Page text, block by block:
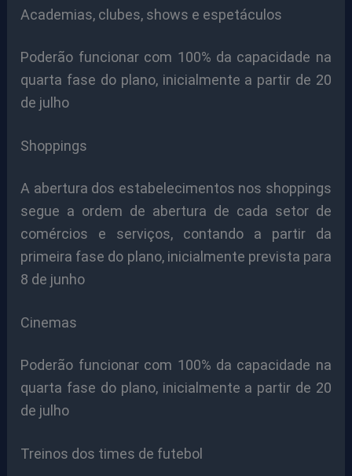
Academias, clubes, shows e espetáculos
Poderão funcionar com 100% da capacidade na
quarta fase do plano, inicialmente a partir de 20
de julho
Shoppings
A abertura dos estabelecimentos nos shoppings
segue a ordem de abertura de cada setor de
comércios e serviços, contando a partir da
primeira fase do plano, inicialmente prevista para
8 de junho
Cinemas
Poderão funcionar com 100% da capacidade na
quarta fase do plano, inicialmente a partir de 20
de julho
Treinos dos times de futebol